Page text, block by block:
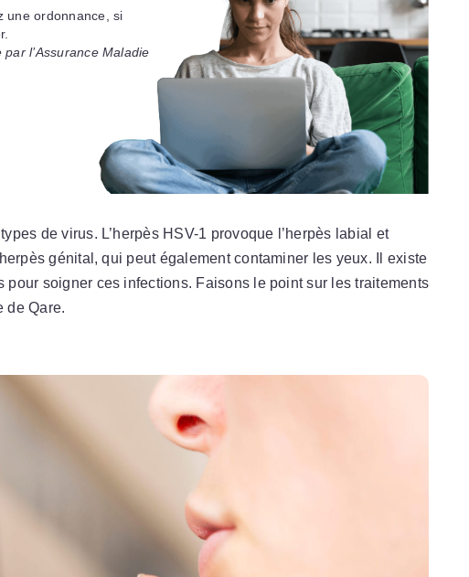
une ordonnance, si
l’Assurance Maladie
de virus. L’herpès HSV-1 provoque l’herpès labial et
génital, qui peut également contaminer les yeux. Il existe
pour soigner ces infections. Faisons le point sur les traitements
de Qare.